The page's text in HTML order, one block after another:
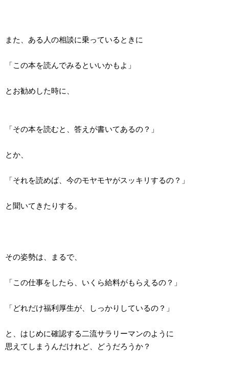
また、ある人の相談に乗っているときに
「この本を読んでみるといいかもよ」
とお勧めした時に、
「その本を読むと、答えが書いてあるの？」
とか、
「それを読めば、今のモヤモヤがスッキリするの？」
と聞いてきたりする。
その姿勢は、まるで、
「この仕事をしたら、いくら給料がもらえるの？」
「どれだけ福利厚生が、しっかりしているの？」
と、はじめに確認する二流サラリーマンのように
思えてしまうんだけれど、どうだろうか？